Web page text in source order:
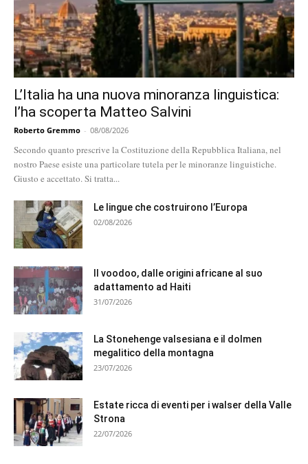
L’Italia ha una nuova minoranza linguistica:
l’ha scoperta Matteo Salvini
Roberto Gremmo - 08/08/2026
Secondo quanto prescrive la Costituzione della Repubblica Italiana, nel
nostro Paese esiste una particolare tutela per le minoranze linguistiche.
Giusto e accettato. Si tratta...
Le lingue che costruirono l’Europa
02/08/2026
Il voodoo, dalle origini africane al suo
adattamento ad Haiti
31/07/2026
La Stonehenge valsesiana e il dolmen
megalitico della montagna
23/07/2026
Estate ricca di eventi per i walser della Valle
Strona
22/07/2026